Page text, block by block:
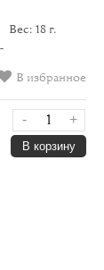
Вес: 18 г.
В избранное
- +
В корзину